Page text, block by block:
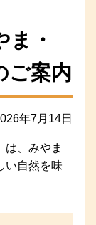
ま・
ご案内
年7月14日
は、みやま
い自然を味